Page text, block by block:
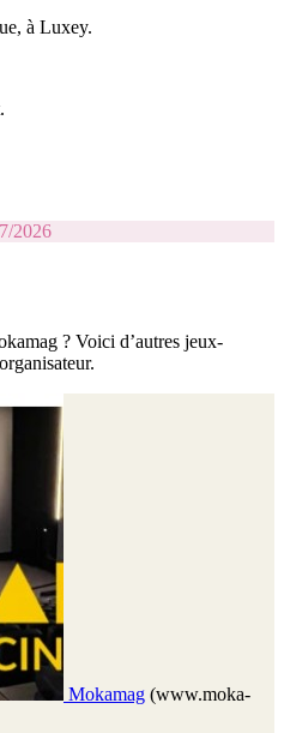
à Luxey.
2026
? Voici d’autres jeux-
Mokamag (www.moka-